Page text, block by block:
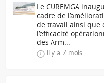
Le CUREMGA
cadre de
de travail ainsi que
l’efficacité
des Arm...
il y a 7 mois